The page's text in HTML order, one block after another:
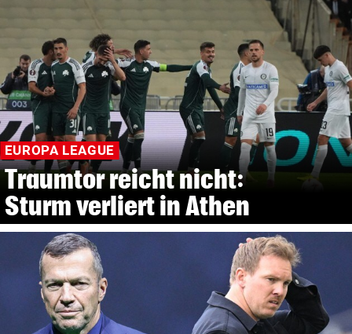
EUROPA LEAGUE
Traumtor reicht nicht:
Sturm verliert in Athen